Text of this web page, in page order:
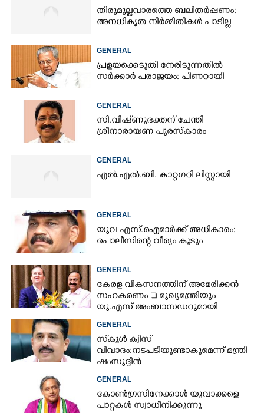
തിരുമുല്ലവാരത്തെ ബലിതർപ്പണം:
അനധികൃത നിർമ്മിതികൾ പാടില്ല
GENERAL
പ്രളയക്കെടുതി നേരിടുന്നതിൽ
സർക്കാർ പരാജയം: പിണറായി
GENERAL
സി.വിഷ്‌ണുഭക്തന് ചേന്തി
ശ്രീനാരായണ പുരസ്കാരം
GENERAL
എൽ.എൽ.ബി. കാറ്റഗറി ലിസ്റ്റായി
GENERAL
യുവ എസ്.ഐമാർക്ക് അധികാരം:
പൊലീസിന്റെ വീര്യം കൂടും
GENERAL
കേരള വികസനത്തിന് അമേരിക്കൻ
സഹകരണം  മുഖ്യമന്ത്രിയും
യു.എസ് അംബാസഡറുമായി
കൊച്ചിയിൽ ചർച്ച
GENERAL
സ്‌കൂൾ ക്വിസ്
വിവാദം:നടപടിയുണ്ടാകുമെന്ന് മന്ത്രി
ഷംസുദ്ദീൻ
GENERAL
കോൺഗ്രസിനേക്കാൾ യുവാക്കളെ
പാറ്റകൾ സ്വാധീനിക്കുന്നു